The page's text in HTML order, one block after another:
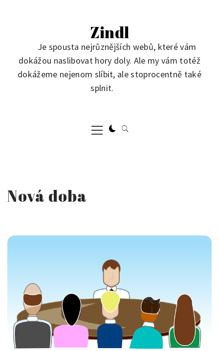
Zindl
Je spousta nejrůznějších webů, které vám
dokážou naslibovat hory doly. Ale my vám totéž
dokážeme nejenom slíbit, ale stoprocentně také
splnit.
Primary
Menu
Nová doba